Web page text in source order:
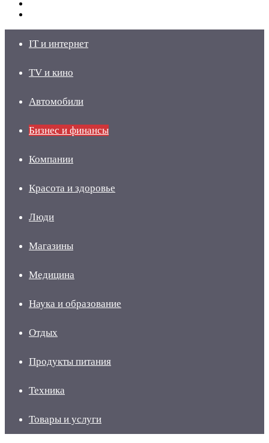
IT и интернет
TV и кино
Автомобили
Бизнес и финансы
Компании
Красота и здоровье
Люди
Магазины
Медицина
Наука и образование
Отдых
Продукты питания
Техника
Товары и услуги